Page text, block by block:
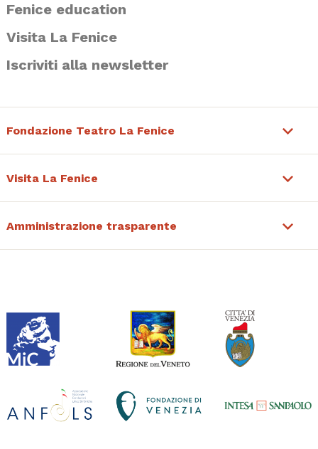
Fenice education
Visita La Fenice
Iscriviti alla newsletter
Fondazione Teatro La Fenice
Visita La Fenice
Amministrazione trasparente